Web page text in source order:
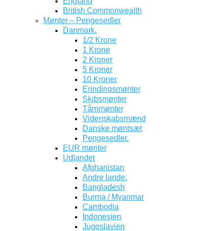
British Commonwealth
Mønter – Pengesedler
Danmark.
1/2 Krone
1 Krone
2 Kroner
5 Kroner
10 Kroner
Erindingsmønter
Skibsmønter
Tårnmønter
Videnskabsmænd
Danske møntsæt
Pengesedler.
EUR mønter
Udlandet
Afghanistan
Andre lande.
Bangladesh
Burma / Myanmar
Cambodia
Indonesien
Jugoslavien